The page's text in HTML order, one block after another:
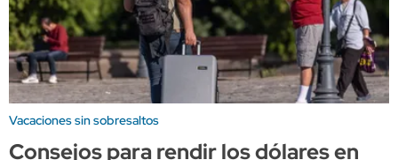
Vacaciones sin sobresaltos
Consejos para rendir los dólares en